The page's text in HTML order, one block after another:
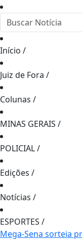
Início /
Juiz de Fora /
Colunas /
MINAS GERAIS /
POLICIAL/
Edições /
Notícias /
ESPORTES /
Mega-Sena sorteia